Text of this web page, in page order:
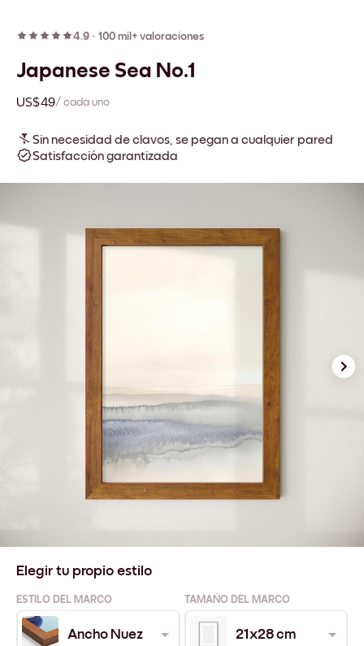
4.9 · 100 mil+ valoraciones
Japanese Sea No.1
US$49/ cada uno
Sin necesidad de clavos, se pegan a cualquier pared
Satisfacción garantizada
Elegir tu propio estilo
ESTILO DEL MARCO TAMAÑO DEL MARCO
Ancho Nuez 21x28 cm